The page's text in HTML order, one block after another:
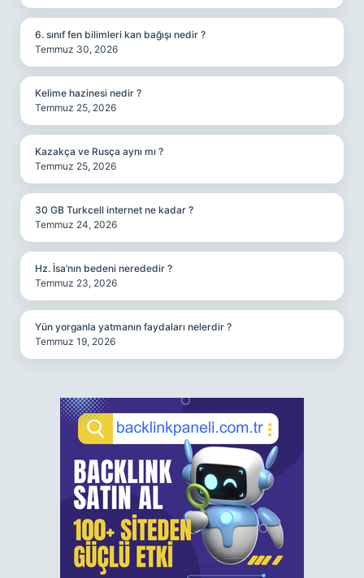
6. sınıf fen bilimleri kan bağışı nedir ?
Temmuz 30, 2026
Kelime hazinesi nedir ?
Temmuz 25, 2026
Kazakça ve Rusça aynı mı ?
Temmuz 25, 2026
30 GB Turkcell internet ne kadar ?
Temmuz 24, 2026
Hz. İsa’nın bedeni nerededir ?
Temmuz 23, 2026
Yün yorganla yatmanın faydaları nelerdir ?
Temmuz 19, 2026